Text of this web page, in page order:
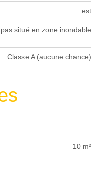
est
pas situé en zone inondable
Classe A (aucune chance)
10 m²